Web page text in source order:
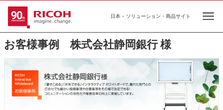
日本 - ソリューション・商品サイト
お客様事例 株式会社静岡銀行 様